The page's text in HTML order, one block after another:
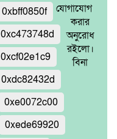
0xbff0850f
0xc473748d
0xcf02e1c9
0xdc82432d
0xe0072c00
0xede69920
যোগাযোগ
করার
অনুরোধ
রইলো।
বিনা